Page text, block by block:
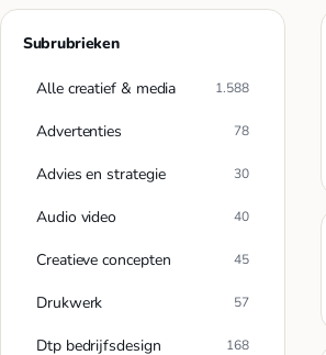
Subrubrieken
Alle creatief & media 1.588
Advertenties 78
Advies en strategie 30
Audio video 40
Creatieve concepten 45
Drukwerk 57
Dtp bedrijfsdesign 168